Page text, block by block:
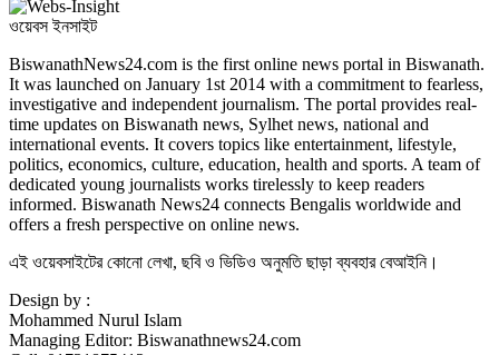
ওয়েবস ইনসাইট
BiswanathNews24.com is the first online news portal in Biswanath.
It was launched on January 1st 2014 with a commitment to fearless,
investigative and independent journalism. The portal provides real-
time updates on Biswanath news, Sylhet news, national and
international events. It covers topics like entertainment, lifestyle,
politics, economics, culture, education, health and sports. A team of
dedicated young journalists works tirelessly to keep readers
informed. Biswanath News24 connects Bengalis worldwide and
offers a fresh perspective on online news.
এই ওয়েবসাইটের কোনো লেখা, ছবি ও ভিডিও অনুমতি ছাড়া ব্যবহার বেআইনি।
Design by :
Mohammed Nurul Islam
Managing Editor: Biswanathnews24.com